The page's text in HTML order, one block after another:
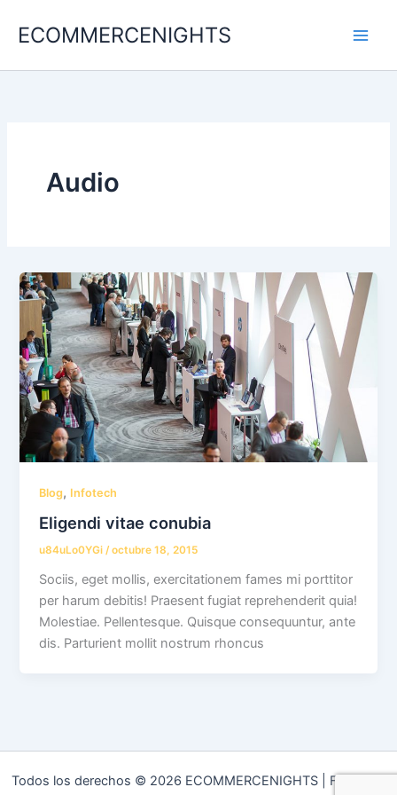
ECOMMERCENIGHTS
Audio
Blog, Infotech
Eligendi vitae conubia
u84uLo0YGi/octubre 18, 2015
Sociis, eget mollis, exercitationem fames mi porttitor
per harum debitis! Praesent fugiat reprehenderit quia!
Molestiae. Pellentesque. Quisque consequuntur, ante
dis. Parturient mollit nostrum rhoncus
Todos los derechos © 2026 ECOMMERCENIGHTS | Funciona